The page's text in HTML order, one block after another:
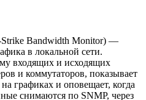
Strike Bandwidth Monitor) —
в локальной сети.
входящих и исходящих
и коммутаторов, показывает
графиках и оповещает, когда
снимаются по SNMP, через